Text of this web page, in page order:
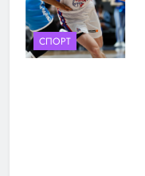
СПОРТ